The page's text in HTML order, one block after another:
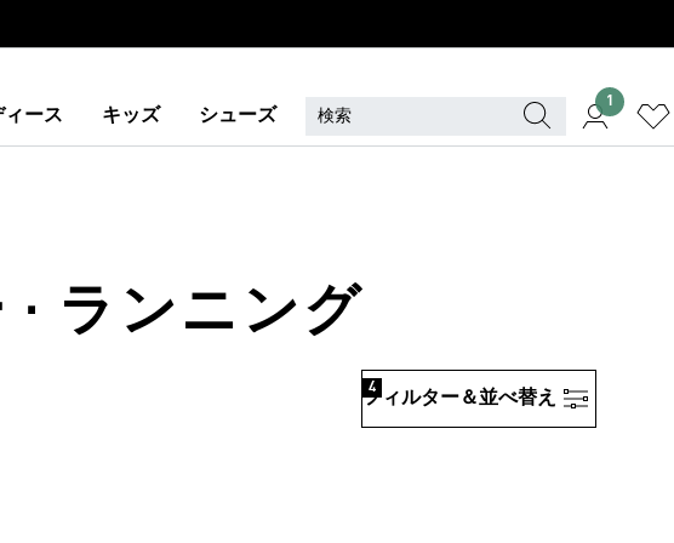
ィース キッズ シューズ
1
· ランニング
フィルター＆並べ替え
4